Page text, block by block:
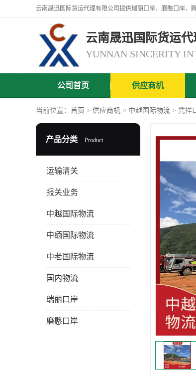
云南晟迅国际货运代
公司首页 供应商机
当前位置： 首页 > 供应商机 > 中越国际物流 > 凭祥
产品分类 Product
运输清关
报关业务
中越国际物流
中缅国际物流
中老国际物流
国内物流
瑞丽口岸
磨憨口岸